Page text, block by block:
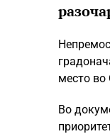
место во
Во